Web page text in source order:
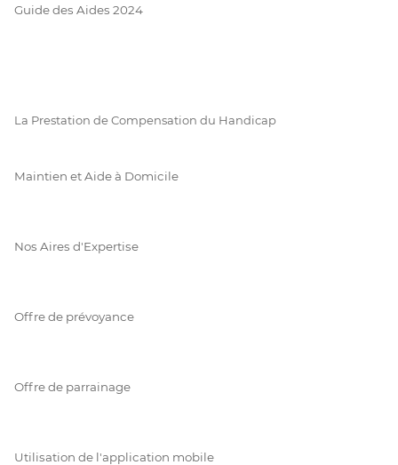
Guide des Aides 2024
La Prestation de Compensation du Handicap
Maintien et Aide à Domicile
Nos Aires d'Expertise
Offre de prévoyance
Offre de parrainage
Utilisation de l'application mobile